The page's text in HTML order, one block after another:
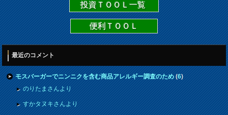
投資ＴＯＯＬ一覧
便利ＴＯＯＬ
最近のコメント
モスバーガーでニンニクを含む商品アレルギー調査のため(6)
のりたまさんより
すかタヌキさんより